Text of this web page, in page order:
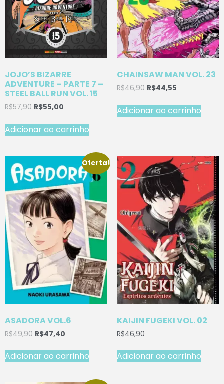
JOJO’S BIZARRE
ADVENTURE – PARTE 7 –
STEEL BALL RUN VOL. 15
R$57,90 R$55,00
Adicionar ao carrinho
CHAINSAW MAN VOL. 23
R$46,90 R$44,55
Adicionar ao carrinho
Oferta!
ASADORA VOL.6
R$49,90 R$47,40
Adicionar ao carrinho
KAIJIN FUGEKI VOL. 02
R$46,90
Adicionar ao carrinho